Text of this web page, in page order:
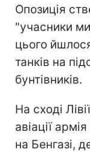
Опозиція
"учасники
цього
танків на
бунтівників.
На сході
авіації
на Бенгазі,